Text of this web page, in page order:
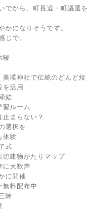
でから、町長選・町議選を
かになりそうです。
じで。
唆
瑛神社で伝統のどんど焼
を活用
結
習ルーム
まらない？
選択を
体験
式
街建物がたりマップ
に大歓声
に開催
無料配布中
昧